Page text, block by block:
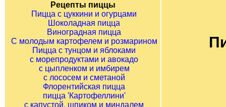
Рецепты пиццы
Пицца с цуккини и огурцами
Шоколадная пицца
Виноградная пицца
С молодым картофелем и розмарином
Пицца с тунцом и яблоками
с морепродуктами и авокадо
с цыпленком и имбирем
с лососем и сметаной
Флорентийская пицца
пицца 'Картофеллини'
с капустой, шпиком и миндалем